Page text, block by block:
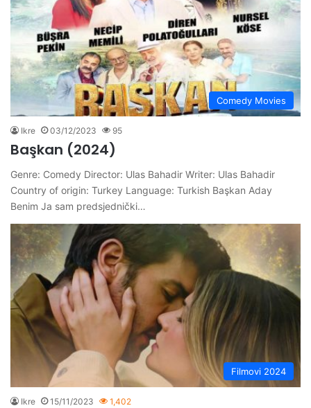
Comedy Movies
Ikre 03/12/2023 95
Başkan (2024)
Genre: Comedy Director: Ulas Bahadir Writer: Ulas Bahadir
Country of origin: Turkey Language: Turkish Başkan Aday
Benim Ja sam predsjednički…
Filmovi 2024
Ikre 15/11/2023 1,402